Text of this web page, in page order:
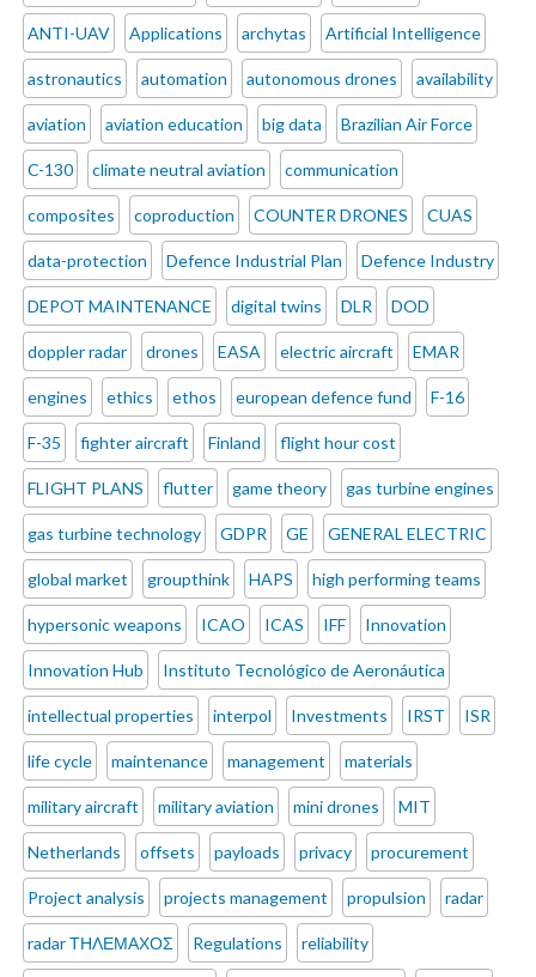
ANTI-UAV Applications archytas Artificial Intelligence
astronautics automation autonomous drones availability
aviation aviation education big data Brazilian Air Force
C-130 climate neutral aviation communication
composites coproduction COUNTER DRONES CUAS
data-protection Defence Industrial Plan Defence Industry
DEPOT MAINTENANCE digital twins DLR DOD
doppler radar drones EASA electric aircraft EMAR
engines ethics ethos european defence fund F-16
F-35 fighter aircraft Finland flight hour cost
FLIGHT PLANS flutter game theory gas turbine engines
gas turbine technology GDPR GE GENERAL ELECTRIC
global market groupthink HAPS high performing teams
hypersonic weapons ICAO ICAS IFF Innovation
Innovation Hub Instituto Tecnológico de Aeronáutica
intellectual properties interpol Investments IRST ISR
life cycle maintenance management materials
military aircraft military aviation mini drones MIT
Netherlands offsets payloads privacy procurement
Project analysis projects management propulsion radar
radar ΤΗΛΕΜΑΧΟΣ Regulations reliability